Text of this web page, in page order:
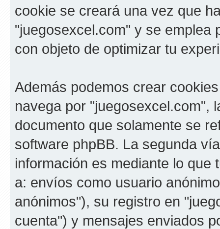
cookie se creará una vez que
"juegosexcel.com" y se emplea
con objeto de optimizar tu
Además podemos crear
navega por "juegosexcel.com",
documento que solamente se
software phpBB. La segunda
información es mediante lo que
a: envíos como usuario
anónimos"), su registro en
cuenta") y mensajes enviados